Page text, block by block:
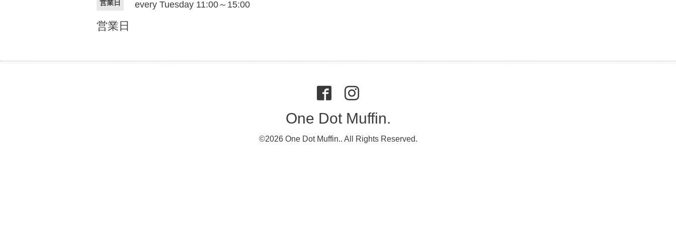
営業日 every Tuesday 11:00～15:00
営業日
One Dot Muffin.
©2026 One Dot Muffin.. All Rights Reserved.